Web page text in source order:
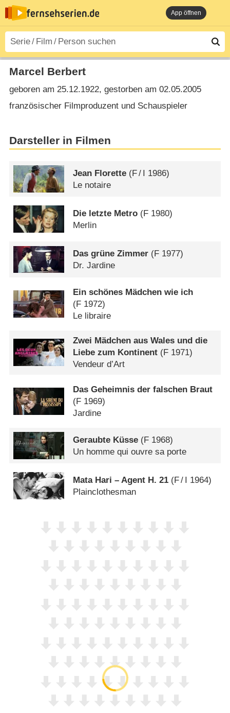
App öffnen
Marcel Berbert
geboren am 25.12.1922, gestorben am 02.05.2005
französischer Filmproduzent und Schauspieler
Darsteller in Filmen
Jean Florette (F/ I 1986)
Le notaire
Die letzte Metro (F 1980)
Merlin
Das grüne Zimmer (F 1977)
Dr. Jardine
Ein schönes Mädchen wie ich
(F 1972)
Le libraire
Zwei Mädchen aus Wales und die
Liebe zum Kontinent (F 1971)
Vendeur d’Art
Das Geheimnis der falschen Braut
(F 1969)
Jardine
Geraubte Küsse (F 1968)
Un homme qui ouvre sa porte
Mata Hari – Agent H. 21 (F/ I 1964)
Plainclothesman